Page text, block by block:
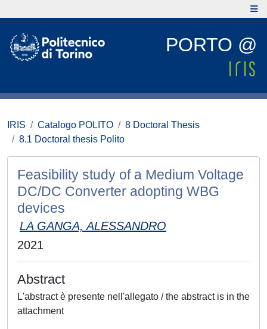
PORTO @
IRIS Catalogo POLITO
8 Doctoral Thesis
8.1 Doctoral thesis Polito
Feasibility study of a Medium Voltage
DC/DC Converter adopting WBG
devices
LA GANGA, ALESSANDRO
2021
Abstract
L'abstract è presente nell'allegato / the abstract is in the
attachment